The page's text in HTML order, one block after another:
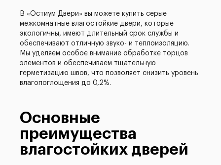
В «Остиум Двери» вы можете купить серые
межкомнатные влагостойкие двери, которые
экологичны, имеют длительный срок службы и
обеспечивают отличную звуко- и теплоизоляцию.
Мы уделяем особое внимание обработке торцов
элементов и обеспечиваем тщательную
герметизацию швов, что позволяет снизить уровень
влагопоглощения до 0,2%.
Основные
преимущества
влагостойких дверей